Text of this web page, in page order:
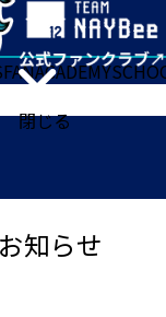
閉じる
FANACADEMY
知らせ